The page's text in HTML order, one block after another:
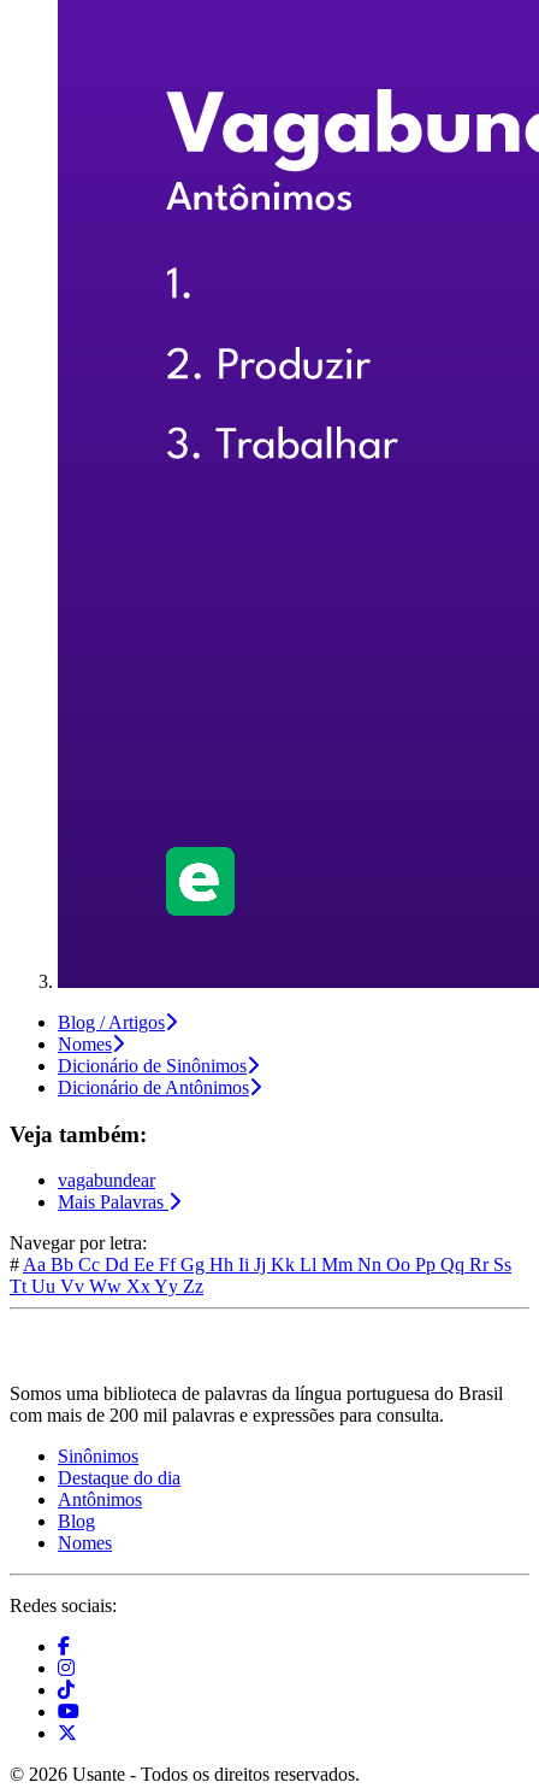
Blog / Artigos
Nomes
Dicionário de Sinônimos
Dicionário de Antônimos
Veja também:
vagabundear
Mais Palavras
Navegar por letra:
# Aa Bb Cc Dd Ee FfGg Hh Ii Jj Kk Ll Mm Nn Oo Pp Qq Rr Ss
Tt Uu Vv Ww XxYy Zz
Somos uma biblioteca de palavras da língua portuguesa do Brasil
com mais de 200 mil palavras e expressões para consulta.
Sinônimos
Destaque do dia
Antônimos
Blog
Nomes
Redes sociais:
© 2026 Usante - Todos os direitos reservados.